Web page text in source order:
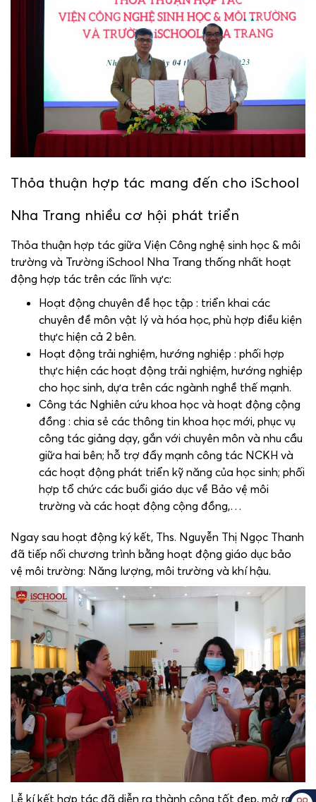
Thỏa thuận hợp tác mang đến cho iSchool
Nha Trang nhiều cơ hội phát triển
Thỏa thuận hợp tác giữa Viện Công nghệ sinh học & môi
trường và Trường iSchool Nha Trang thống nhất hoạt
động hợp tác trên các lĩnh vực:
Hoạt động chuyên đề học tập : triển khai các
chuyên đề môn vật lý và hóa học, phù hợp điều kiện
thực hiện cả 2 bên.
Hoạt động trải nghiệm, hướng nghiệp : phối hợp
thực hiện các hoạt động trải nghiệm, hướng nghiệp
cho học sinh, dựa trên các ngành nghề thế mạnh.
Công tác Nghiên cứu khoa học và hoạt động cộng
đồng : chia sẻ các thông tin khoa học mới, phục vụ
công tác giảng dạy, gắn với chuyên môn và nhu cầu
giữa hai bên; hỗ trợ đẩy mạnh công tác NCKH và
các hoạt động phát triển kỹ năng của học sinh; phối
hợp tổ chức các buổi giáo dục về Bảo vệ môi
trường và các hoạt động cộng đồng,…
Ngay sau hoạt động ký kết, Ths. Nguyễn Thị Ngọc Thanh
đã tiếp nối chương trình bằng hoạt động giáo dục bảo
vệ môi trường: Năng lượng, môi trường và khí hậu.
Lễ kí kết hợp tác đã diễn ra thành công tốt đẹp, mở ra